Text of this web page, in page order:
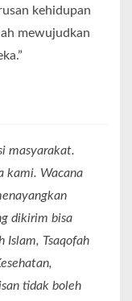
kehidupan
mewujudkan
masyarakat.
kami. Wacana
dikirim bisa
Islam, Tsaqofah
tidak boleh